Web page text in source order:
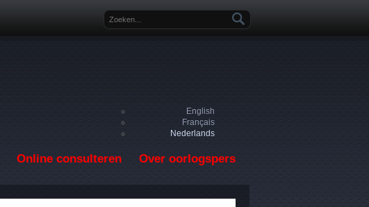
Zoekveld
English
Français
Nederlands
Online consulteren Over oorlogspers